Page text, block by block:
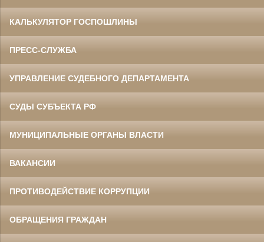
КАЛЬКУЛЯТОР ГОСПОШЛИНЫ
ПРЕСС-СЛУЖБА
УПРАВЛЕНИЕ СУДЕБНОГО ДЕПАРТАМЕНТА
СУДЫ СУБЪЕКТА РФ
МУНИЦИПАЛЬНЫЕ ОРГАНЫ ВЛАСТИ
ВАКАНСИИ
ПРОТИВОДЕЙСТВИЕ КОРРУПЦИИ
ОБРАЩЕНИЯ ГРАЖДАН